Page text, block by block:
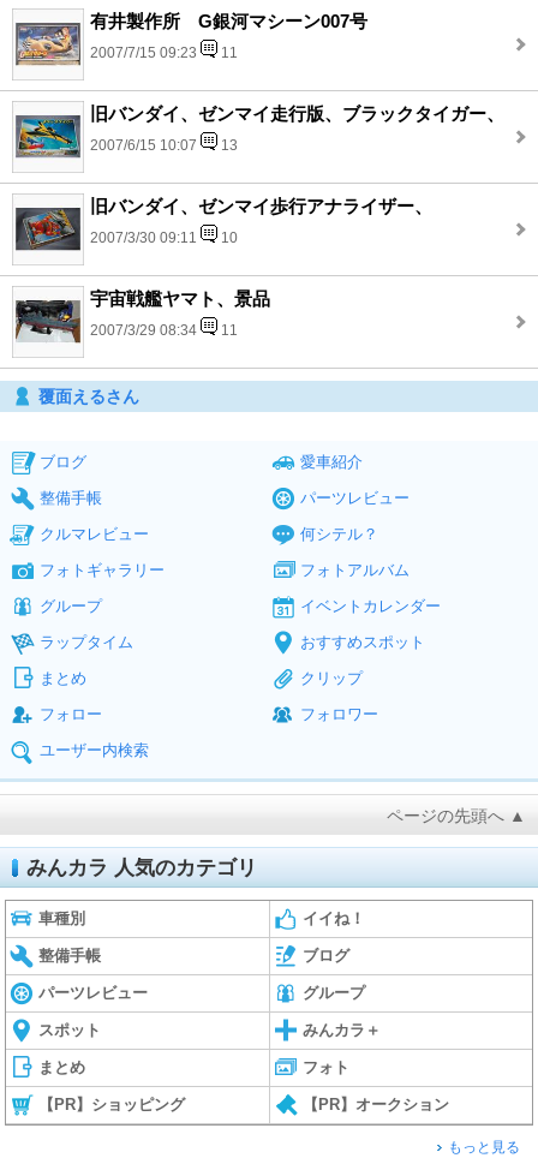
有井製作所 G銀河マシーン007号
2007/7/15 09:23 11
旧バンダイ、ゼンマイ走行版、ブラックタイガー、
2007/6/15 10:07 13
旧バンダイ、ゼンマイ歩行アナライザー、
2007/3/30 09:11 10
宇宙戦艦ヤマト、景品
2007/3/29 08:34 11
覆面えるさん
ブログ
愛車紹介
整備手帳
パーツレビュー
クルマレビュー
何シテル？
フォトギャラリー
フォトアルバム
グループ
イベントカレンダー
ラップタイム
おすすめスポット
まとめ
クリップ
フォロー
フォロワー
ユーザー内検索
ページの先頭へ ▲
みんカラ 人気のカテゴリ
車種別 イイね！
整備手帳 ブログ
パーツレビュー グループ
スポット みんカラ＋
まとめ フォト
【PR】ショッピング 【PR】オークション
もっと見る